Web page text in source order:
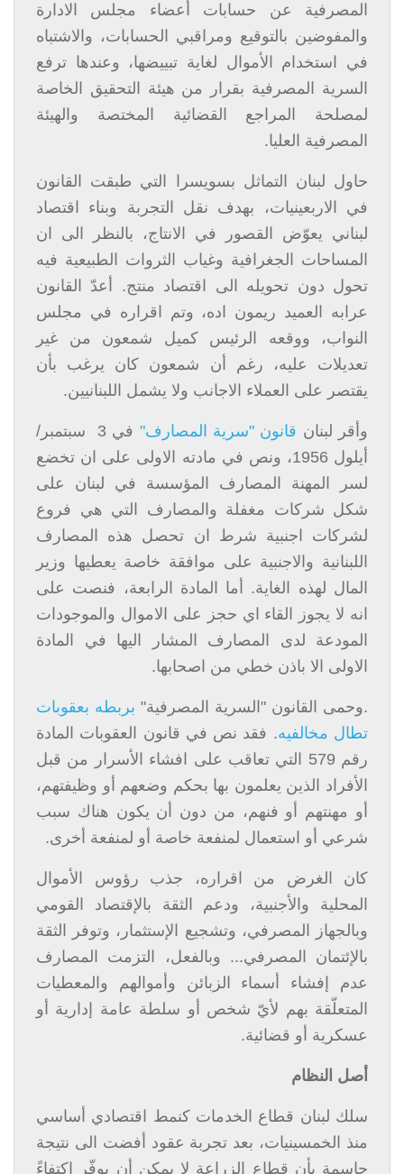
المصرفية عن حسابات أعضاء مجلس الادارة
والمفوضين بالتوقيع ومراقبي الحسابات، والاشتباه
في استخدام الأموال لغاية تبييضها، وعندها ترفع
السرية المصرفية بقرار من هيئة التحقيق الخاصة
لمصلحة المراجع القضائية المختصة والهيئة
المصرفية العليا.
حاول لبنان التماثل بسويسرا التي طبقت القانون
في الاربعينيات، بهدف نقل التجربة وبناء اقتصاد
لبناني يعوّض القصور في الانتاج، بالنظر الى ان
المساحات الجغرافية وغياب الثروات الطبيعية فيه
تحول دون تحويله الى اقتصاد منتج. أعدّ القانون
عرابه العميد ريمون اده، وتم اقراره في مجلس
النواب، ووقعه الرئيس كميل شمعون من غير
تعديلات عليه، رغم أن شمعون كان يرغب بأن
يقتصر على العملاء الاجانب ولا يشمل اللبنانيين.
وأقر لبنان قانون "سرية المصارف"
في 3 سبتمبر/
أيلول 1956، ونص في مادته الاولى على ان ﺗﺨﻀﻊ
ﻟﺴﺮ اﻟﻤﻬﻨﺔ اﻟﻤﺼﺎرف اﻟﻤﺆﺳﺴﺔ ﻓﻲ ﻟﺒﻨﺎن ﻋﻠﻰ
ﺷﻜﻞ ﺷﺮﻛﺎت ﻣﻐﻔﻠﺔ واﻟﻤﺼﺎرف اﻟﺘﻲ ﻫﻲ ﻓﺮوع
ﻟﺸﺮﻛﺎت اﺟﻨﺒﯿﺔ ﺷﺮط ان ﺗﺤﺼﻞ ﻫﺬه اﻟﻤﺼﺎرف
اﻟﻠﺒﻨﺎﻧﯿﺔ واﻻﺟﻨﺒﯿﺔ ﻋﻠﻰ موافقة ﺧﺎﺻﺔ يعطيها وزﯾﺮ
اﻟﻤﺎل لهذه اﻟﻐﺎﯾﺔ. أما المادة الرابعة، فنصت على
انه ﻻ يجوز اﻟﻘﺎء اي ﺣﺠﺰ ﻋﻠﻰ الاموال والموجودات
المودعة لدى اﻟﻤﺼﺎرف اﻟﻤﺸﺎر اﻟﯿﻬﺎ ﻓﻲ اﻟﻤﺎدة
اﻻوﻟﻰ اﻻ ﺑﺎذن خطي ﻣﻦ اﺻﺤﺎﺑﻬﺎ.
.وحمى القانون "السرية المصرفية" بربطه بعقوبات
تطال مخالفيه. فقد نص في قانون العقوبات المادة
رقم 579 التي تعاقب على افشاء الأسرار من قبل
الأفراد الذين يعلمون بها بحكم وضعهم أو وظيفتهم،
أو مهنتهم أو فنهم، من دون أن يكون هناك سبب
شرعي أو استعمال لمنفعة خاصة أو لمنفعة أخرى.
كان الغرض من اقراره، جذب رؤوس الأموال
المحلية والأجنبية، ودعم الثقة بالإقتصاد القومي
وبالجهاز المصرفي، وتشجيع الإستثمار، وتوفر الثقة
بالإئتمان المصرفي... وبالفعل، التزمت المصارف
عدم إفشاء أسماء الزبائن وأموالهم والمعطيات
المتعلّقة بهم لأيّ شخص أو سلطة عامة إدارية أو
عسكرية أو قضائية.
أصل النظام
سلك لبنان قطاع الخدمات كنمط اقتصادي أساسي
منذ الخمسينيات، بعد تجربة عقود أفضت الى نتيجة
حاسمة بأن قطاع الزراعة لا يمكن أن يوفّر اكتفاءً